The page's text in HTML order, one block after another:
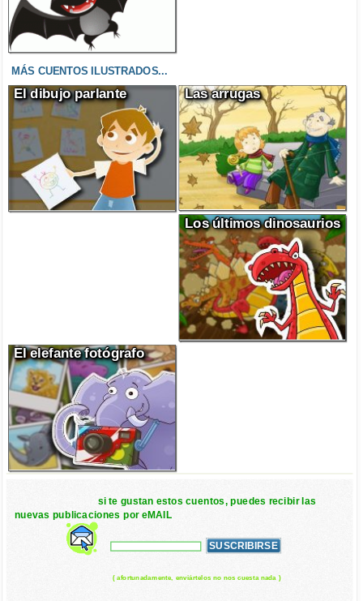
MÁS CUENTOS ILUSTRADOS...
El dibujo parlante Las arrugas
Los últimos dinosaurios
El elefante fotógrafo
si te gustan estos cuentos, puedes recibir las
nuevas publicaciones por eMAIL
( afortunadamente, enviártelos no nos cuesta nada )